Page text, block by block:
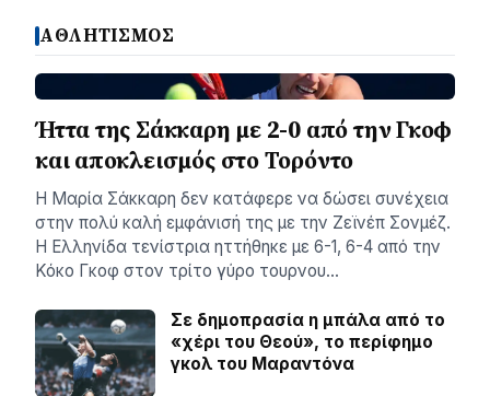
ΑΘΛΗΤΙΣΜΟΣ
Ήττα της Σάκκαρη με 2-0 από την Γκοφ
και αποκλεισμός στο Τορόντο
Η Μαρία Σάκκαρη δεν κατάφερε να δώσει συνέχεια
στην πολύ καλή εμφάνισή της με την Ζεϊνέπ Σονμέζ.
Η Ελληνίδα τενίστρια ηττήθηκε με 6-1, 6-4 από την
Κόκο Γκοφ στον τρίτο γύρο τουρνου…
Σε δημοπρασία η μπάλα από το
«χέρι του Θεού», το περίφημο
γκολ του Μαραντόνα